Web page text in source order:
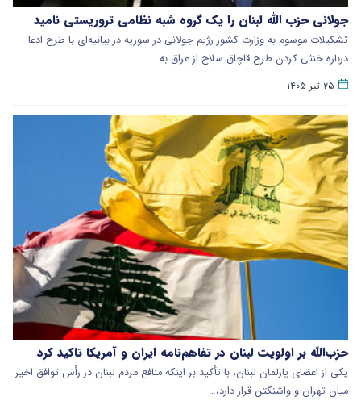
جولانی حزب الله لبنان را یک گروه شبه نظامی تروریستی نامید
تشکیلات موسوم به وزارت کشور رژیم جولانی در سوریه در بیانیه‌ای با طرح ادعا
درباره خنثی کردن طرح قاچاق سلاح از عراق به…
۲۵ تیر ۱۴۰۵
حزب‌الله بر اولویت لبنان در تفاهم‌نامه ایران و آمریکا تاکید کرد
یکی از اعضای پارلمان لبنان، با تأکید بر اینکه منافع مردم لبنان در رأس توافق اخیر
میان تهران و واشنگتن قرار دارد،…